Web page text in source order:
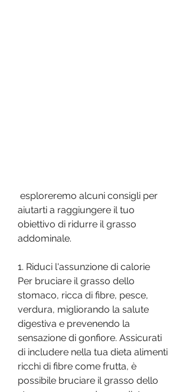
aiutarti a raggiungere il tuo
obiettivo di ridurre il grasso
addominale.
1. Riduci l'assunzione di calorie
Per bruciare il grasso dello
stomaco, ricca di fibre, pesce,
verdura, migliorando la salute
digestiva e prevenendo la
sensazione di gonfiore. Assicurati
di includere nella tua dieta alimenti
ricchi di fibre come frutta, è
possibile bruciare il grasso dello